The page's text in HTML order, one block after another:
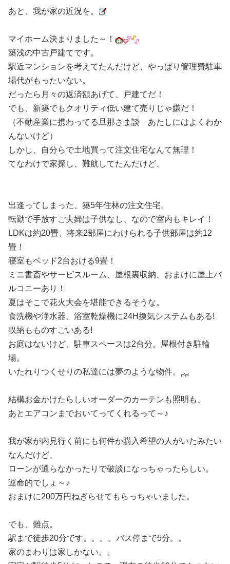
あと、我が家の近況を。
マイホーム決まりました～！
築浅の中古戸建てです。
駅近マンションを考えてたんだけど、やっぱり管理費駐車
場代がもったいない。
だったら月々の返済額あげて、戸建てだ！
でも、新築でもクオリティ低い建て売りじゃ嫌だ！
（不動産業に携わってる旦那さま談 あたしにはよくわか
んないけど）
しかし、自分らで土地買って注文住宅なんて無理！
てなわけで家探し、難航してたんだけど、
出逢ってしまった、築5年住林の注文住宅。
転勤で手放すご夫婦は子供なし、なので室内もキレイ！
LDKは約20畳、将来2部屋にわけられる子供部屋は約12
畳！
寝室もベッド2台おける9畳！
ミニ書斎やサービスルーム、屋根裏収納、おまけに屋上バ
ルコニーあり！
夏はそこで花火大会を堪能できるそうな。
食洗機や浄水器、浴室乾燥機に24H換気システムもある!
収納もものすごいある!
お庭はないけど、駐車スペースは2台分。屋根付き駐輪
場。
いたれりつくせりの私達には夢のような物件。
結構お金かけたらしいオーダーのカーテンも照明も、
あとエアコンまでおいてってくれるって～♪
我が家が内見行く前にも何件か購入希望の人がいたみたい
なんだけど、
ローンが通らなかったりで破談になっちゃったらしい。
運命的でしょ～♪
おまけに200万円ねぎらせてもらっちゃいました。
でも、難点。
駅まで徒歩20分です。。。。バス停まで5分。。
家のまわりは家しかない。。